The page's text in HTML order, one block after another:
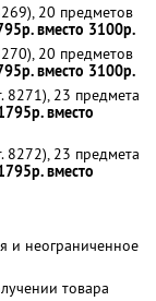
20 предметов
вместо 3100р.
20 предметов
вместо 3100р.
8271), 23 предмета
вместо
8272), 23 предмета
вместо
и неограниченное
товара